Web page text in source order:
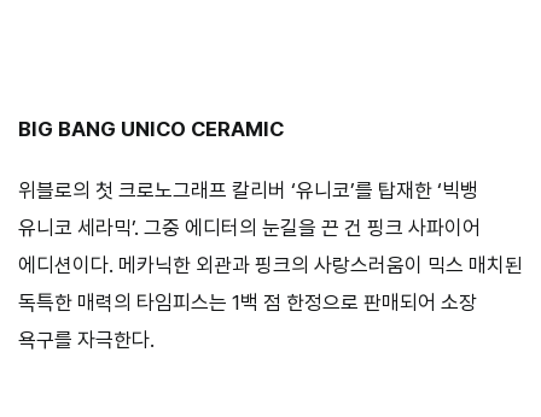
BIG BANG UNICO CERAMIC
위블로의 첫 크로노그래프 칼리버 ‘유니코’를 탑재한 ‘빅뱅
유니코 세라믹’. 그중 에디터의 눈길을 끈 건 핑크 사파이어
에디션이다. 메카닉한 외관과 핑크의 사랑스러움이 믹스 매치된
독특한 매력의 타임피스는 1백 점 한정으로 판매되어 소장
욕구를 자극한다.